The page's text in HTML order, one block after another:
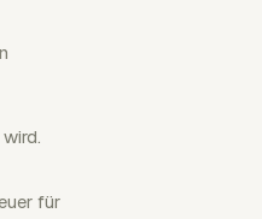
für